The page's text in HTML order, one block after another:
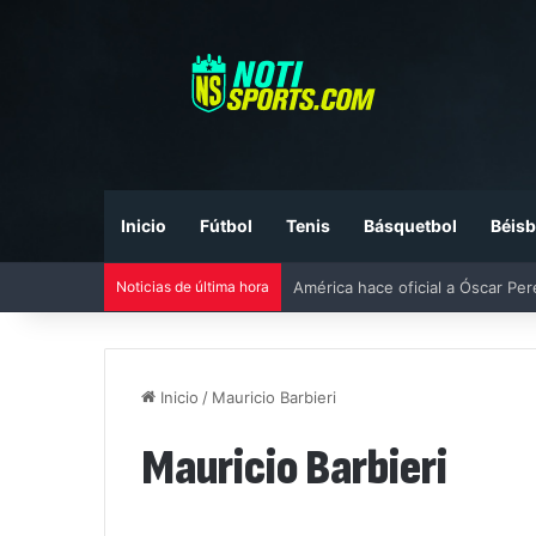
Inicio Fútbol Tenis Básquetbol
Noticias de última hora
Inicio / Mauricio Barbieri
Mauricio Barbieri